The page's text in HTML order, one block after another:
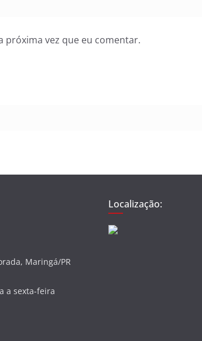
próxima vez que eu comentar.
Maringá/PR
a sexta-feira
Localização: